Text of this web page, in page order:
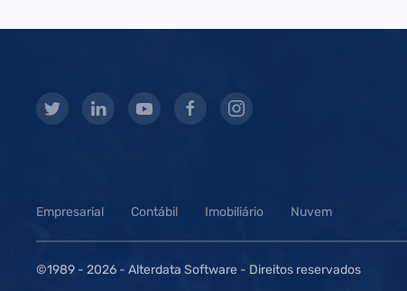
Empresarial Contábil Imobiliário Nuvem
©1989 - 2026 - Alterdata Software - Direitos reservados